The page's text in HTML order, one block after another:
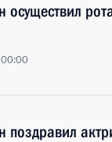
осуществил
00:00
поздравил